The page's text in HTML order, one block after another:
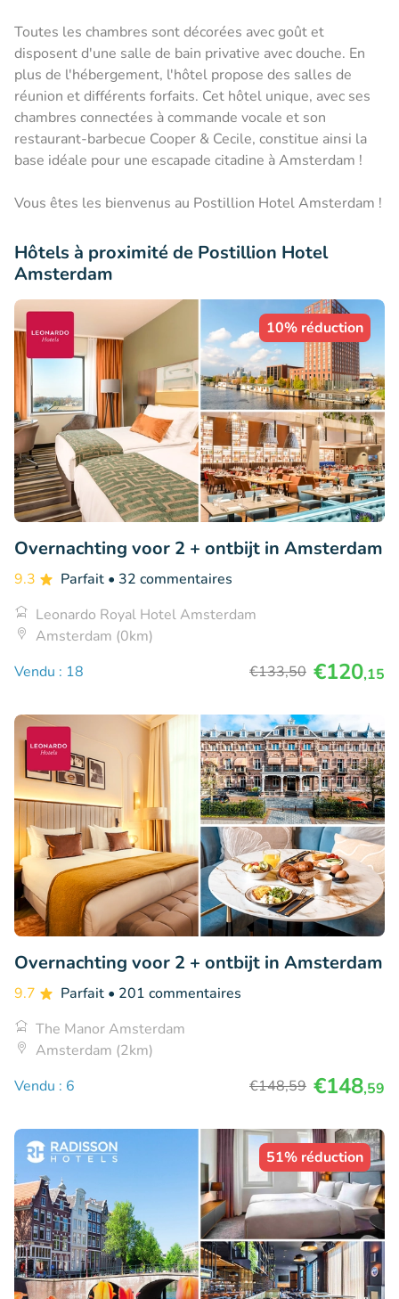
Toutes les chambres sont décorées avec goût et
disposent d'une salle de bain privative avec douche. En
plus de l'hébergement, l'hôtel propose des salles de
réunion et différents forfaits. Cet hôtel unique, avec ses
chambres connectées à commande vocale et son
restaurant-barbecue Cooper & Cecile, constitue ainsi la
base idéale pour une escapade citadine à Amsterdam !
Vous êtes les bienvenus au Postillion Hotel Amsterdam !
Hôtels à proximité de Postillion Hotel
Amsterdam
10% réduction
Overnachting voor 2 + ontbijt in Amsterdam
9.3 Parfait • 32 commentaires
Leonardo Royal Hotel Amsterdam
Amsterdam (0km)
Vendu : 18
€133,50 €120,15
Overnachting voor 2 + ontbijt in Amsterdam
9.7 Parfait • 201 commentaires
The Manor Amsterdam
Amsterdam (2km)
Vendu : 6
€148,59 €148,59
51% réduction